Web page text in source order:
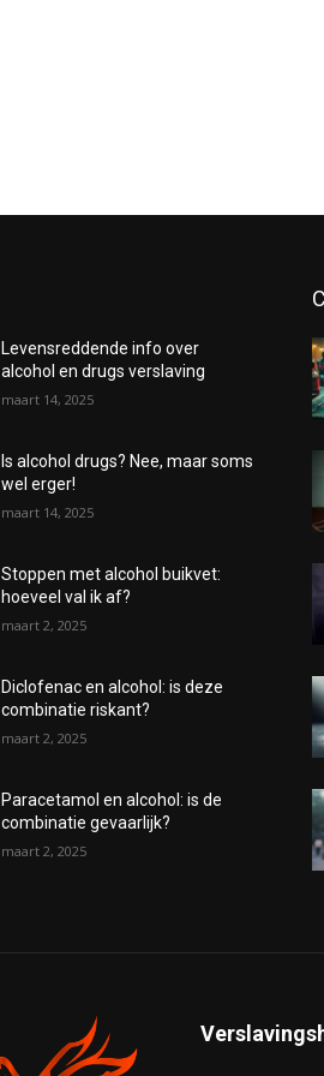
Levensreddende info over
alcohol en drugs verslaving
maart 14, 2025
Is alcohol drugs? Nee, maar soms
wel erger!
maart 14, 2025
Stoppen met alcohol buikvet:
hoeveel val ik af?
maart 2, 2025
Diclofenac en alcohol: is deze
combinatie riskant?
maart 2, 2025
Paracetamol en alcohol: is de
combinatie gevaarlijk?
maart 2, 2025